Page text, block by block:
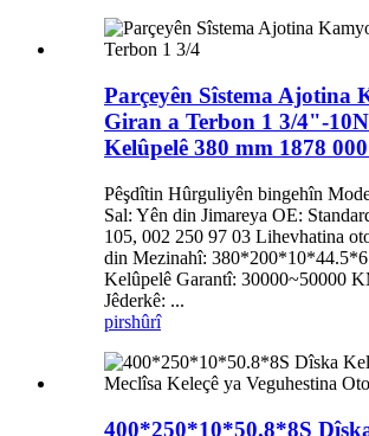
Parçeyên Sîstema Ajotina
Giran a Terbon 1 3/4"-
Kelûpelê 380 mm 1878
Pêşdîtin Hûrguliyên bingehîn
Sal: Yên din Jimareya OE:
105, 002 250 97 03 Lihevhatina
din Mezinahî:
Kelûpelê Garantî: 30000~50000
Jêderkê: ...
pirshûrî
400*250*10*50.8*8S